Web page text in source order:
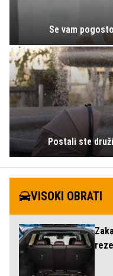
Se vam
Postali ste
VISOKI OBRATI